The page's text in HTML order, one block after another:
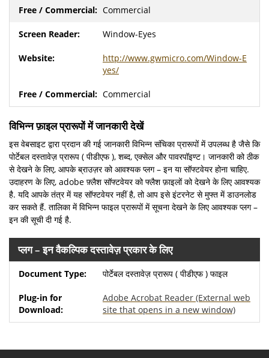
Commercial
Window-Eyes
http://www.gwmicro.com/Window-E
yes/
Commercial
विभिन्न फ़ाइल प्रारूपों में जानकारी देखें
इस वेबसाइट द्वारा प्रदान की गई जानकारी विभिन्न संचिका प्रारूपों में उपलब्ध है जैसे कि
पोर्टेबल दस्तावेज़ प्रारूप ( पीडीएफ ), शब्द, एक्सेल और पावरपॉइण्ट। जानकारी को ठीक
से देखने के लिए, आपके ब्राउज़र को आवश्यक प्लग – इन या सॉफ्टवेयर होना चाहिए.
उदाहरण के लिए, adobe फ़्लैश सॉफ्टवेयर को फ्लैश फ़ाइलों को देखने के लिए आवश्यक
है. यदि आपके तंत्र में यह सॉफ्टवेयर नहीं है, तो आप इसे इंटरनेट से मुफ्त में डाउनलोड
कर सकते हैं. तालिका में विभिन्न फाइल प्रारूपों में सूचना देखने के लिए आवश्यक प्लग –
इन की सूची दी गई है.
प्लग – इन वैकल्पिक दस्तावेज़ प्रकार के लिए
पोर्टेबल दस्तावेज़ प्रारूप ( पीडीएफ ) फाइल
Adobe Acrobat Reader (External web
site that opens in a new window)